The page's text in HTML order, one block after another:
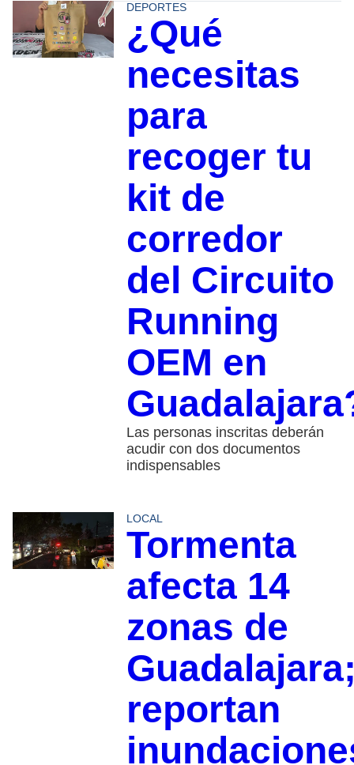
DEPORTES
¿Qué
necesitas
para
recoger tu
kit de
corredor
del Circuito
Running
OEM en
Las personas inscritas deberán
acudir con dos documentos
indispensables
LOCAL
Tormenta
afecta 14
zonas de
reportan